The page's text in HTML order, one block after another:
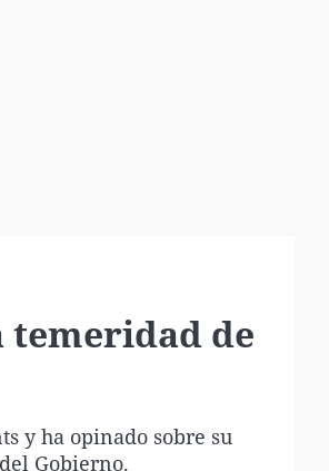
temeridad de
y ha opinado sobre su
Gobierno.